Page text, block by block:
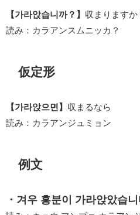
【가라앉습니까？】 収まりますか
読み：カラアンスムニッカ？
仮定形
【가라앉으면】 収まるなら
読み：カラアンジュミョン
例文
・겨우 흥분이 가라앉았습니